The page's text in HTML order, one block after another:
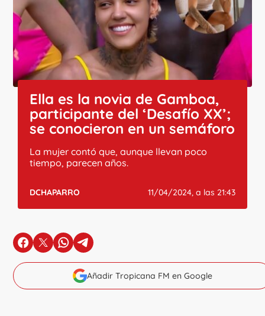
Ella es la novia de Gamboa,
participante del ‘Desafío XX’;
se conocieron en un semáforo
La mujer contó que, aunque llevan poco
tiempo, parecen años.
DCHAPARRO 11/04/2024, a las 21:43
en Facebook
en Xen Whatsapp
en Telegram
Añadir Tropicana FM en Google